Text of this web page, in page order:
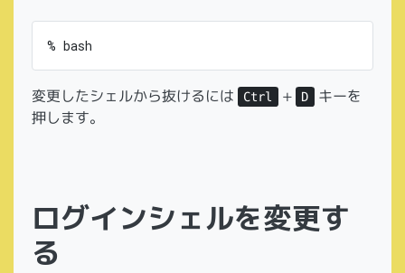
変更したシェルから抜けるには Ctrl + D キーを
押します。
ログインシェルを変更す
る